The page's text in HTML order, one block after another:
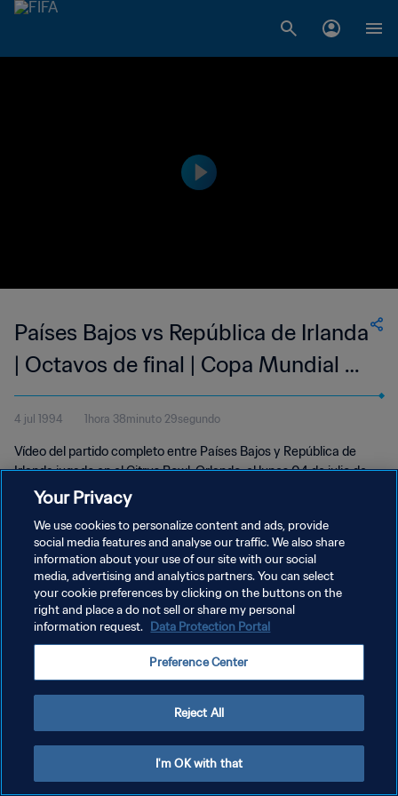
Países Bajos vs República de Irlanda
| Octavos de final | Copa Mundial de
la FIFA Estados Unidos 1994™ |
Partido completo
4 jul 1994 1hora 38minuto 29segundo
Vídeo del partido completo entre Países Bajos y República de
Irlanda jugado en el Citrus Bowl, Orlando, el lunes 04 de julio de
1994.
POLÍTICA DE PRIVACIDAD
TÉRMINOS DE SERVICIO
AJUSTAR LA CONFIGURACIÓN DE LAS COOKIES
Your Privacy
We use cookies to personalize content and ads, provide
social media features and analyse our traffic. We also share
information about your use of our site with our social
media, advertising and analytics partners. You can select
your cookie preferences by clicking on the buttons on the
right and place a do not sell or share my personal
information request. Data Protection Portal
Preference Center
Reject All
I'm OK with that